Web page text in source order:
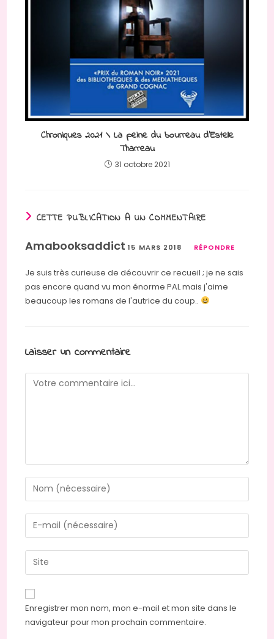
Chroniques 2021 \ La peine du bourreau d’Estelle
Tharreau
31 octobre 2021
CETTE PUBLICATION A UN COMMENTAIRE
Amabooksaddict15 MARS 2018 RÉPONDRE
Je suis très curieuse de découvrir ce recueil ; je ne sais
pas encore quand vu mon énorme PAL mais j'aime
beaucoup les romans de l'autrice du coup..
Laisser un commentaire
Comment
Enter
your
name
or
to
comment
Enter
your
email
address
comment
Saisir
l’URL
de
votre
site
Enregistrer mon nom, mon e-mail et mon site dans le
navigateur pour mon prochain commentaire.